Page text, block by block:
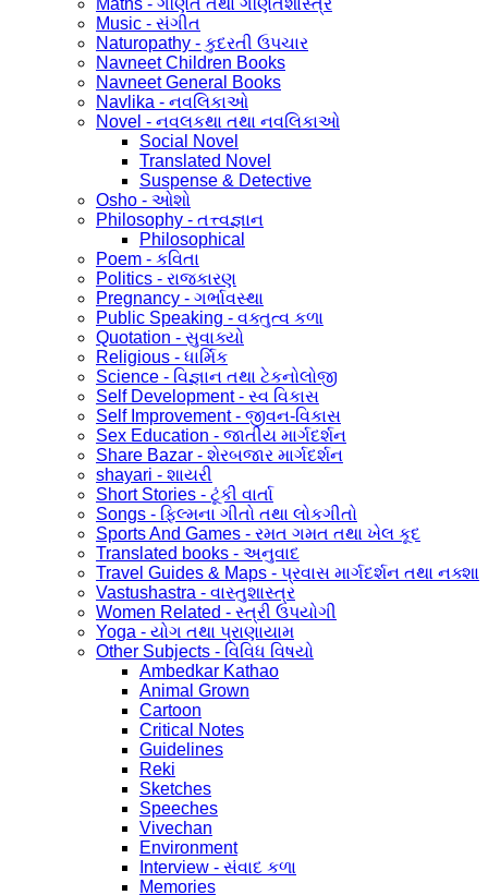
Music - સંગીત
Naturopathy - કુદરતી ઉપચાર
Navneet Children Books
Navneet General Books
Navlika - નવલિકાઓ
Novel - નવલકથા તથા નવલિકાઓ
Social Novel
Translated Novel
Suspense & Detective
Osho - ઓશો
Philosophy - તત્ત્વજ્ઞાન
Philosophical
Poem - કવિતા
Politics - રાજકારણ
Pregnancy - ગર્ભાવસ્થા
Public Speaking - વક્તુત્વ કળા
Quotation - સુવાક્યો
Religious - ધાર્મિક
Science - વિજ્ઞાન તથા ટેકનોલોજી
Self Development - સ્વ વિકાસ
Self Improvement - જીવન-વિકાસ
Sex Education - જાતીય માર્ગદર્શન
Share Bazar - શેરબજાર માર્ગદર્શન
shayari - શાયરી
Short Stories - ટૂંકી વાર્તા
Songs - ફિલ્મના ગીતો તથા લોકગીતો
Sports And Games - રમત ગમત તથા ખેલ કૂદ
Translated books - અનુવાદ
Travel Guides & Maps - પ્રવાસ માર્ગદર્શન તથા નક્શા
Vastushastra - વાસ્તુશાસ્ત્ર
Women Related - સ્ત્રી ઉપયોગી
Yoga - યોગ તથા પ્રાણાયામ
Other Subjects - વિવિધ વિષયો
Ambedkar Kathao
Animal Grown
Cartoon
Critical Notes
Guidelines
Reki
Sketches
Speeches
Vivechan
Environment
Interview - સંવાદ કળા
Memories